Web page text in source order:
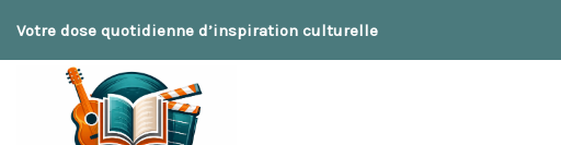
Votre dose quotidienne d’inspiration culturelle